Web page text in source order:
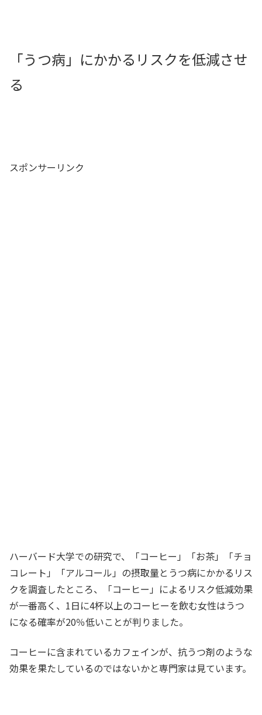
「うつ病」にかかるリスクを低減させ
る
スポンサーリンク
ハーバード大学での研究で、「コーヒー」「お茶」「チョ
コレート」「アルコール」の摂取量とうつ病にかかるリス
クを調査したところ、「コーヒー」によるリスク低減効果
が一番高く、1日に4杯以上のコーヒーを飲む女性はうつ
になる確率が20％低いことが判りました。
コーヒーに含まれているカフェインが、抗うつ剤のような
効果を果たしているのではないかと専門家は見ています。